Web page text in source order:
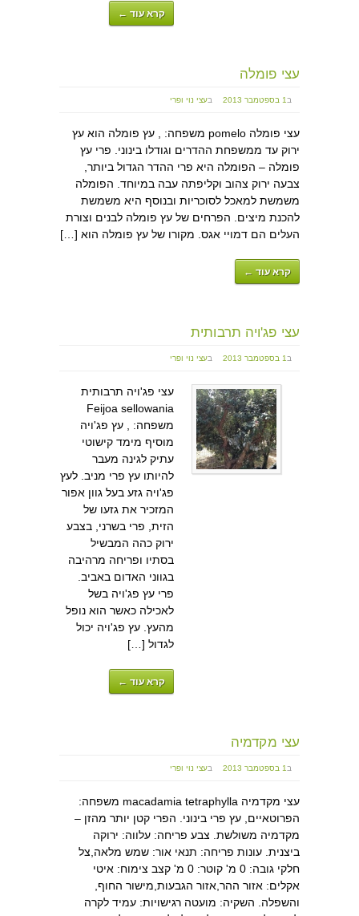
קרא עוד ←
עצי פומלה
ב1 בספטמבר 2013 בעצי נוי ופרי
עצי פומלה pomelo משפחה: , עץ פומלה הוא עץ
ירוק עד ממשפחת ההדרים וגודלו בינוני. פרי עץ
פומלה – הפומלה היא פרי ההדר הגדול ביותר,
צבעה ירוק צהוב וקליפתה עבה במיוחד. הפומלה
משמשת למאכל לסוכריות ובנוסף היא משמשת
להכנת מיצים. הפרחים של עץ פומלה לבנים וצורת
העלים הם דמויי אגס. מקורו של עץ פומלה הוא […]
קרא עוד ←
עצי פג'ויה תרבותית
ב1 בספטמבר 2013 בעצי נוי ופרי
עצי פג'ויה תרבותית
Feijoa sellowania
משפחה: , עץ פג'ויה
מוסיף מימד קישוטי
עתיק לגינה מעבר
להיותו עץ פרי מניב. לעץ
פג'ויה גזע בעל גוון אפור
המזכיר את גזעו של
הזית, פרי בשרני, בצבע
ירוק כהה המבשיל
בסתיו ופריחה מרהיבה
בגווני האדום באביב.
פרי עץ פג'ויה בשל
לאכילה כאשר הוא נופל
מהעץ. עץ פג'ויה יכול
לגדול […]
קרא עוד ←
עצי מקדמיה
ב1 בספטמבר 2013 בעצי נוי ופרי
עצי מקדמיה macadamia tetraphylla משפחה:
הפרוטאיים, עץ פרי בינוני. הפרי קטן יותר מהזן –
מקדמיה משולשת. צבע פריחה: עלווה: ירוקה
ביצנית. עונות פריחה: תנאי אור: שמש מלאה,צל
חלקי גובה: 0 מ' קוטר: 0 מ' קצב צימוח: איטי
אקלים: אזור ההר,אזור הגבעות,מישור החוף,
והשפלה. השקיה: מועטה רגישויות: עמיד לקרה